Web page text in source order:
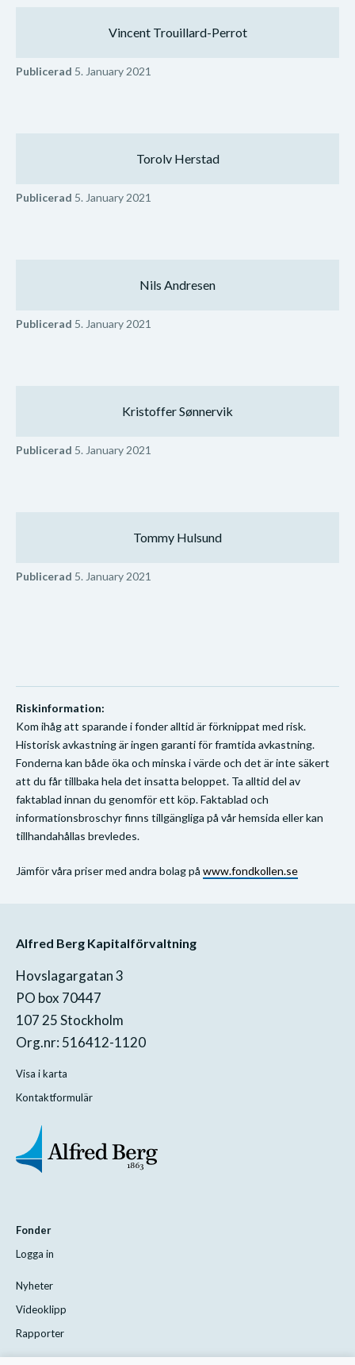
Vincent Trouillard-Perrot
Publicerad 5. January 2021
Torolv Herstad
Publicerad 5. January 2021
Nils Andresen
Publicerad 5. January 2021
Kristoffer Sønnervik
Publicerad 5. January 2021
Tommy Hulsund
Publicerad 5. January 2021
Riskinformation:
Kom ihåg att sparande i fonder alltid är förknippat med risk.
Historisk avkastning är ingen garanti för framtida avkastning.
Fonderna kan både öka och minska i värde och det är inte säkert
att du får tillbaka hela det insatta beloppet. Ta alltid del av
faktablad innan du genomför ett köp. Faktablad och
informationsbroschyr finns tillgängliga på vår hemsida eller kan
tillhandahållas brevledes.
Jämför våra priser med andra bolag på www.fondkollen.se
Alfred Berg Kapitalförvaltning
Hovslagargatan 3
PO box 70447
107 25 Stockholm
Org.nr: 516412-1120
Visa i karta
Kontaktformulär
Fonder
Logga in
Nyheter
Videoklipp
Rapporter